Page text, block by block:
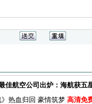
佳航空公司出炉：海航获五
热血归回 豪情筑梦 高清免